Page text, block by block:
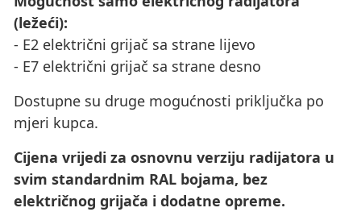
(ležeći):
- E2 električni grijač sa strane lijevo
- E7 električni grijač sa strane desno
Dostupne su druge mogućnosti priključka po
mjeri kupca.
Cijena vrijedi za osnovnu verziju radijatora u
svim standardnim RAL bojama, bez
električnog grijača i dodatne opreme.